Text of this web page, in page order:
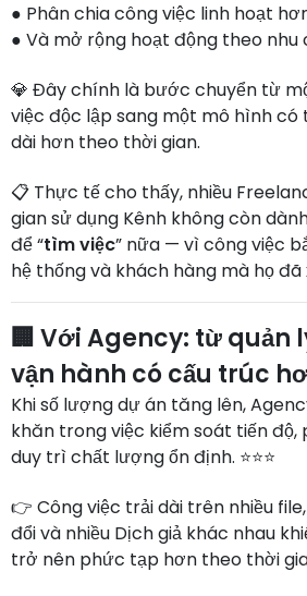
● Phân chia công việc linh hoạt
● Và mở rộng hoạt động theo nhu
💎 Đây chính là bước chuyển từ
việc độc lập sang một mô hình
dài hơn theo thời gian.
📋 Thực tế cho thấy, nhiều
gian sử dụng Kênh không còn
để “tìm việc” nữa — vì công việc
hệ thống và khách hàng mà họ đã
🏢 Với Agency: từ quản
vận hành có cấu trúc
Khi số lượng dự án tăng lên,
khăn trong việc kiểm soát tiến độ,
duy trì chất lượng ổn định. ⭐⭐⭐
👉 Công việc trải dài trên nhiều
đổi và nhiều Dịch giả khác nhau
trở nên phức tạp hơn theo thời